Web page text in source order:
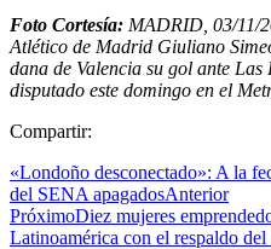
Foto Cortesía: MADRID, 03/11/
Atlético de Madrid Giuliano
dana de Valencia su gol ante
disputado este domingo en el
Compartir:
«Londoño desconectado»: A la
del SENA apagadosAnterior
PróximoDiez mujeres
Latinoamérica con el respaldo